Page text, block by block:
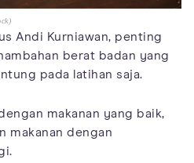
Andi Kurniawan, penting
berat badan yang
pada latihan saja.
makanan yang baik,
makanan dengan